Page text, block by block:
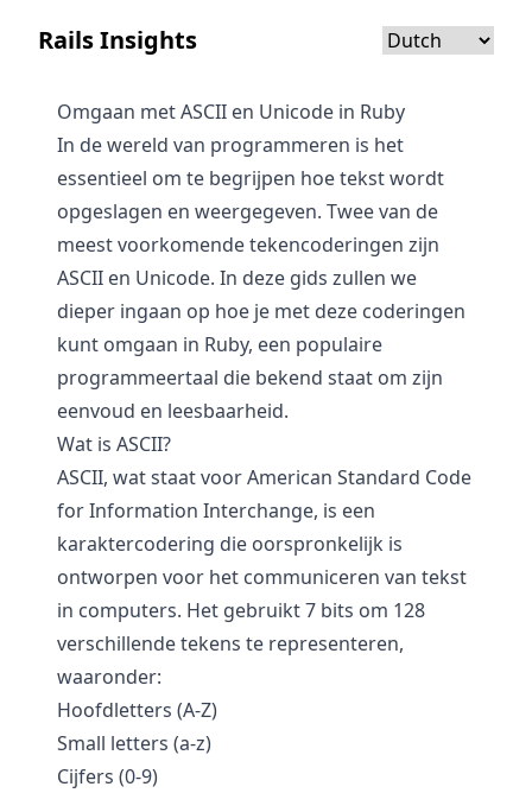
Rails Insights
Omgaan met ASCII en Unicode in Ruby
In de wereld van programmeren is het
essentieel om te begrijpen hoe tekst wordt
opgeslagen en weergegeven. Twee van de
meest voorkomende tekencoderingen zijn
ASCII en Unicode. In deze gids zullen we
dieper ingaan op hoe je met deze coderingen
kunt omgaan in Ruby, een populaire
programmeertaal die bekend staat om zijn
eenvoud en leesbaarheid.
Wat is ASCII?
ASCII, wat staat voor American Standard Code
for Information Interchange, is een
karaktercodering die oorspronkelijk is
ontworpen voor het communiceren van tekst
in computers. Het gebruikt 7 bits om 128
verschillende tekens te representeren,
waaronder:
Hoofdletters (A-Z)
Small letters (a-z)
Cijfers (0-9)